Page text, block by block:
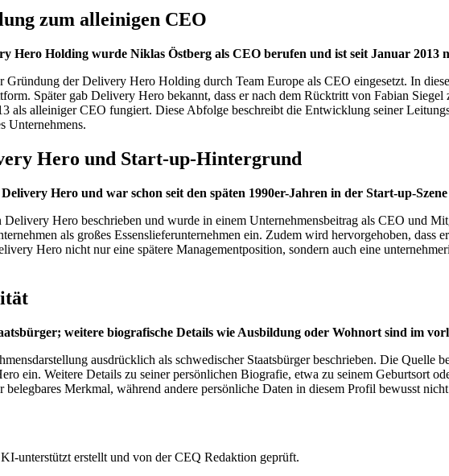
zum alleinigen CEO
Hero Holding wurde Niklas Östberg als CEO berufen und ist seit Januar
der Delivery Hero Holding durch Team Europe als CEO eingesetzt. In
Später gab Delivery Hero bekannt, dass er nach dem Rücktritt von Fabian
als alleiniger CEO fungiert. Diese Abfolge beschreibt die Entwicklung seiner
Unternehmens.
Hero und Start-up-Hintergrund
Hero und war schon seit den späten 1990er-Jahren in der Start-up-
Hero beschrieben und wurde in einem Unternehmensbeitrag als CEO und
als großes Essenslieferunternehmen ein. Zudem wird hervorgehoben, dass
Hero nicht nur eine spätere Managementposition, sondern auch eine
weitere biografische Details wie Ausbildung oder Wohnort sind im
ausdrücklich als schwedischer Staatsbürger beschrieben. Die Quelle
ein. Weitere Details zu seiner persönlichen Biografie, etwa zu seinem Geburtsort
Merkmal, während andere persönliche Daten in diesem Profil bewusst
unterstützt erstellt und von der CEQ Redaktion geprüft.